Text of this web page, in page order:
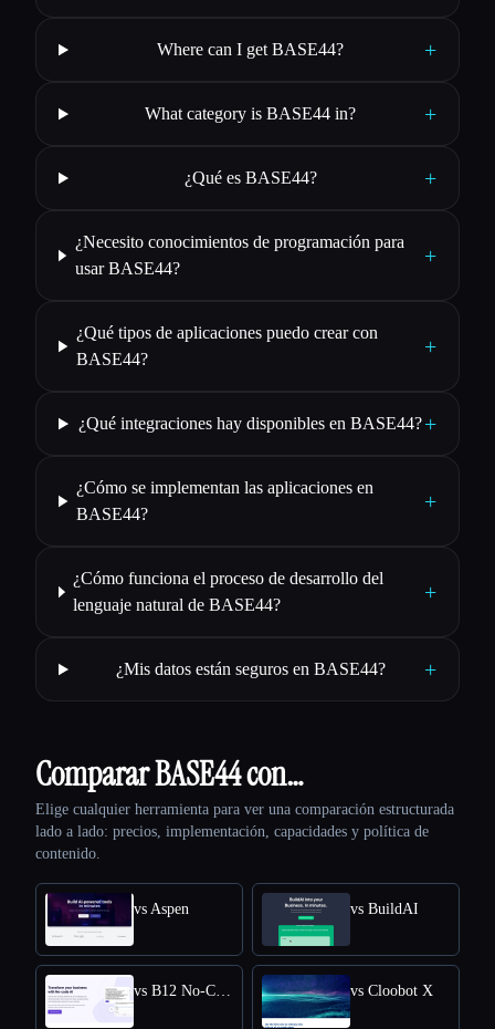
Where can I get BASE44? +
What category is BASE44 in? +
¿Qué es BASE44? +
¿Necesito conocimientos de programación para
usar BASE44?
+
¿Qué tipos de aplicaciones puedo crear con
BASE44?
+
¿Qué integraciones hay disponibles en BASE44?+
¿Cómo se implementan las aplicaciones en
BASE44?
+
¿Cómo funciona el proceso de desarrollo del
lenguaje natural de BASE44?
+
¿Mis datos están seguros en BASE44? +
Comparar BASE44 con…
Elige cualquier herramienta para ver una comparación estructurada
lado a lado: precios, implementación, capacidades y política de
contenido.
vs Aspen vs BuildAI
vs B12 No-Code AI vs Cloobot X